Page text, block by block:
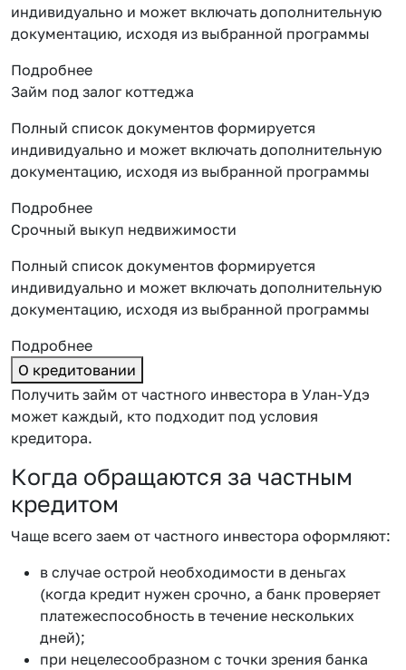
индивидуально и может включать дополнительную
документацию, исходя из выбранной программы
Подробнее
Займ под залог коттеджа
Полный список документов формируется
индивидуально и может включать дополнительную
документацию, исходя из выбранной программы
Подробнее
Срочный выкуп недвижимости
Полный список документов формируется
индивидуально и может включать дополнительную
документацию, исходя из выбранной программы
Подробнее
О кредитовании
Получить займ от частного инвестора в Улан-Удэ
может каждый, кто подходит под условия
кредитора.
Когда обращаются за частным
кредитом
Чаще всего заем от частного инвестора оформляют:
в случае острой необходимости в деньгах
(когда кредит нужен срочно, а банк проверяет
платежеспособность в течение нескольких
дней);
при нецелесообразном с точки зрения банка